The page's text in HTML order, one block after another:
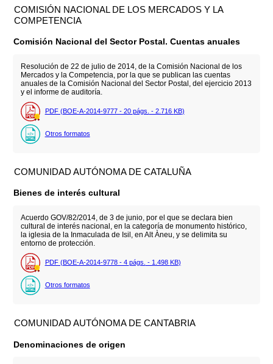
COMISIÓN NACIONAL DE LOS MERCADOS Y LA
COMPETENCIA
Comisión Nacional del Sector Postal. Cuentas anuales
Resolución de 22 de julio de 2014, de la Comisión Nacional de los
Mercados y la Competencia, por la que se publican las cuentas
anuales de la Comisión Nacional del Sector Postal, del ejercicio 2013
y el informe de auditoría.
PDF (BOE-A-2014-9777 - 20 págs. - 2.716 KB)
Otros formatos
COMUNIDAD AUTÓNOMA DE CATALUÑA
Bienes de interés cultural
Acuerdo GOV/82/2014, de 3 de junio, por el que se declara bien
cultural de interés nacional, en la categoría de monumento histórico,
la iglesia de la Inmaculada de Isil, en Alt Àneu, y se delimita su
entorno de protección.
PDF (BOE-A-2014-9778 - 4 págs. - 1.498 KB)
Otros formatos
COMUNIDAD AUTÓNOMA DE CANTABRIA
Denominaciones de origen